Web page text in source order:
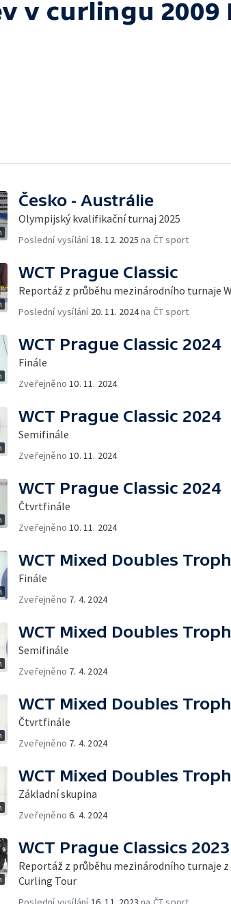
v curlingu 2009
Česko - Austrálie
Olympijský kvalifikační turnaj 2025
Poslední vysílání 18. 12. 2025 na ČT sport
WCT Prague Classic
Reportáž z průběhu mezinárodního turnaje
Poslední vysílání 20. 11. 2024na ČT sport
WCT Prague Classic 2024
Finále
Zveřejněno 10. 11. 2024
WCT Prague Classic 2024
Semifinále
Zveřejněno 10. 11. 2024
WCT Prague Classic 2024
Čtvrtfinále
Zveřejněno 10. 11. 2024
WCT Mixed Doubles
Finále
Zveřejněno 7. 4. 2024
WCT Mixed Doubles
Semifinále
Zveřejněno 7. 4. 2024
WCT Mixed Doubles
Čtvrtfinále
Zveřejněno 7. 4. 2024
WCT Mixed Doubles
Základní skupina
Zveřejněno6. 4. 2024
WCT Prague Classics 2023
Reportáž z průběhu mezinárodního turnaje
Curling Tour